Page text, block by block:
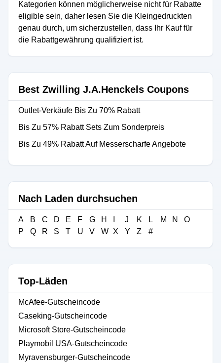
Kategorien können möglicherweise nicht für Rabatte
eligible sein, daher lesen Sie die Kleingedruckten
genau durch, um sicherzustellen, dass Ihr Kauf für
die Rabattgewährung qualifiziert ist.
Best Zwilling J.A.Henckels Coupons
Outlet-Verkäufe Bis Zu 70% Rabatt
Bis Zu 57% Rabatt Sets Zum Sonderpreis
Bis Zu 49% Rabatt Auf Messerscharfe Angebote
Nach Laden durchsuchen
A B C D E F G H J K L M N
O
P
Q R S T U V W X Y Z #
Top-Läden
McAfee-Gutscheincode
Caseking-Gutscheincode
Microsoft Store-Gutscheincode
Playmobil USA-Gutscheincode
Myravensburger-Gutscheincode